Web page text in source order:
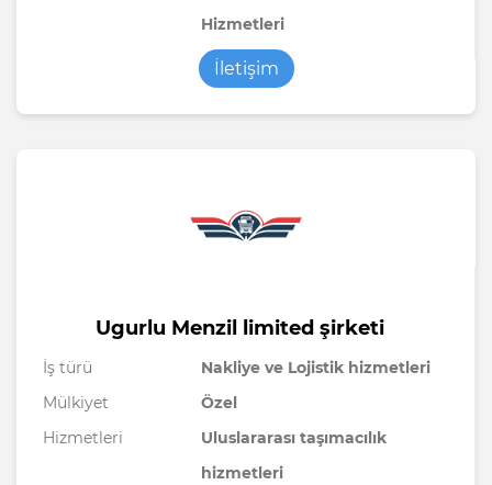
Hizmetleri
İletişim
Ugurlu Menzil limited şirketi
İş türü
Nakliye ve Lojistik hizmetleri
Mülkiyet
Özel
Hizmetleri
Uluslararası taşımacılık
hizmetleri